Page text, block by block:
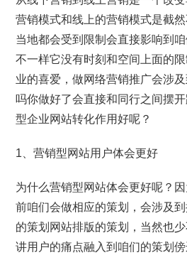
营销模式和线上的营销模式是截
当地都会受到限制会直接影响到
不一样它没有时刻和空间上面的
业的喜爱，做网络营销推广会涉
吗你做好了会直接和同行之间摆
型企业网站转化作用好呢？
1、营销型网站用户体会更好
为什么营销型网站体会更好呢？
前咱们会做相应的策划，会涉及
的策划网站排版的策划，当然也
讲用户的痛点融入到咱们的策划